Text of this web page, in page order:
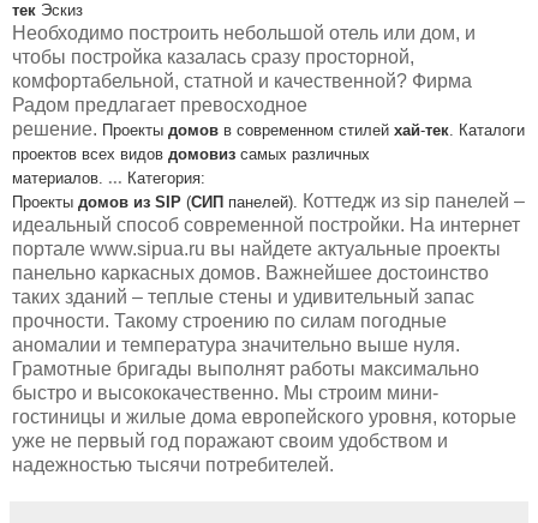
тек Эскиз
Необходимо построить небольшой отель или дом, и
чтобы постройка казалась сразу просторной,
комфортабельной, статной и качественной? Фирма
Радом предлагает превосходное
решение. Проекты домов в современном стилей хай-тек. Каталоги
проектов всех видов домовиз самых различных
материалов. ... Категория:
Проекты домов из SIP (СИП панелей). Коттедж из sip панелей –
идеальный способ современной постройки. На интернет
портале www.sipua.ru вы найдете актуальные проекты
панельно каркасных домов. Важнейшее достоинство
таких зданий – теплые стены и удивительный запас
прочности. Такому строению по силам погодные
аномалии и температура значительно выше нуля.
Грамотные бригады выполнят работы максимально
быстро и высококачественно. Мы строим мини-
гостиницы и жилые дома европейского уровня, которые
уже не первый год поражают своим удобством и
надежностью тысячи потребителей.